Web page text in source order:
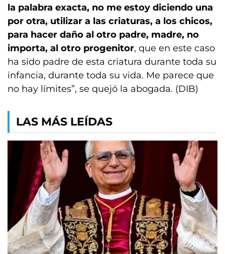
la palabra exacta, no me estoy diciendo una
por otra, utilizar a las criaturas, a los chicos,
para hacer daño al otro padre, madre, no
importa, al otro progenitor, que en este caso
ha sido padre de esta criatura durante toda su
infancia, durante toda su vida. Me parece que
no hay límites”, se quejó la abogada. (DIB)
LAS MÁS LEÍDAS